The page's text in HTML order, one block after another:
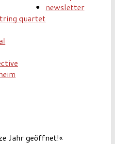
quartet
newsletter
Jahr geöffnet!«